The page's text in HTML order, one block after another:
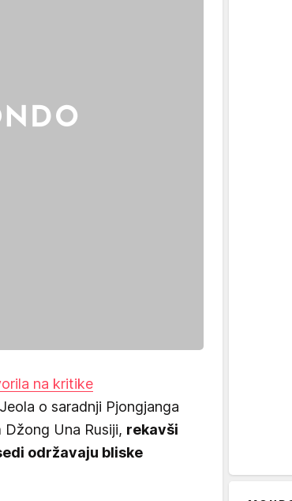
na kritike
o saradnji Pjongjanga
Una Rusiji, rekavši
održavaju bliske